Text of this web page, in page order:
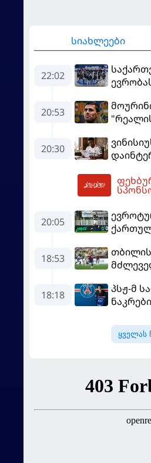
სიახლეები
22:02
20:53
20:30
20:05
18:53
18:18
პსჟ-მ
ყველას